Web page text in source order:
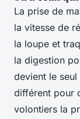
La prise de
la vitesse de
la loupe et
la digestion
devient le seul
différent pour
volontiers la